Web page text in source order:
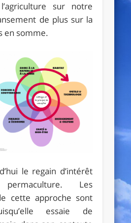
sur notre
de plus sur la
en somme.
le regain d’intérêt
Les
cette approche sont
essaie de